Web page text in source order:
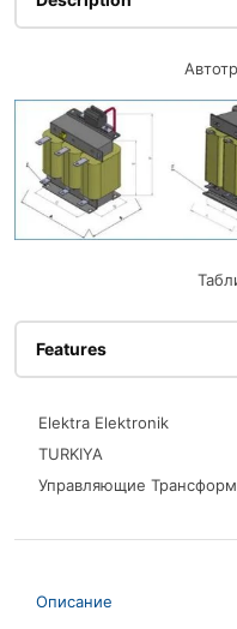
Features
Elektra Elektronik
TURKIYA
Управляющие
Описание